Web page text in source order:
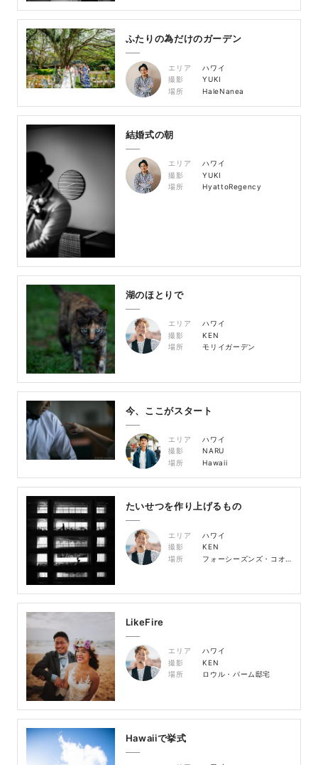
ふたりの為だけのガーデン
エリア
ハワイ
撮影
YUKI
場所
HaleNanea
結婚式の朝
エリア
ハワイ
撮影
YUKI
場所
HyattoRegency
湖のほとりで
エリア
ハワイ
撮影
KEN
場所
モリイガーデン
今、ここがスタート
エリア
ハワイ
撮影
NARU
場所
Hawaii
たいせつを作り上げるもの
エリア
ハワイ
撮影
KEN
場所
フォーシーズンズ・コオリナ
LikeFire
エリア
ハワイ
撮影
KEN
場所
ロウル・パーム邸宅
Hawaiiで挙式